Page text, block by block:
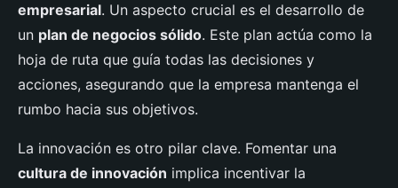
empresarial. Un aspecto crucial es el desarrollo de
un plan de negocios sólido. Este plan actúa como la
hoja de ruta que guía todas las decisiones y
acciones, asegurando que la empresa mantenga el
rumbo hacia sus objetivos.
La innovación es otro pilar clave. Fomentar una
cultura de innovación implica incentivar la